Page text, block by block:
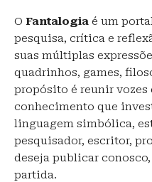
O Fantalogia é um
pesquisa, crítica e
suas múltiplas
quadrinhos, games,
propósito é reunir vozes
conhecimento que
linguagem simbólica,
pesquisador, escritor,
deseja publicar
partida.